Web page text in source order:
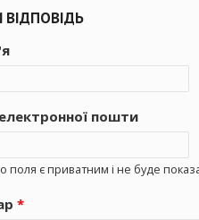
пошти
поля є приватним і не буде
*